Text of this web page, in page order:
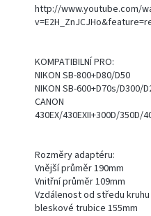
http://www.youtube.com/
KOMPATIBILNÍ PRO:
NIKON SB-800+D80/D50
NIKON SB-600+D70s/D300/
CANON
430EX/430EXII+300D/350D/
Rozměry adaptéru:
Vnější průměr 190mm
Vnitřní průměr 109mm
Vzdálenost od středu
bleskové trubice 155mm